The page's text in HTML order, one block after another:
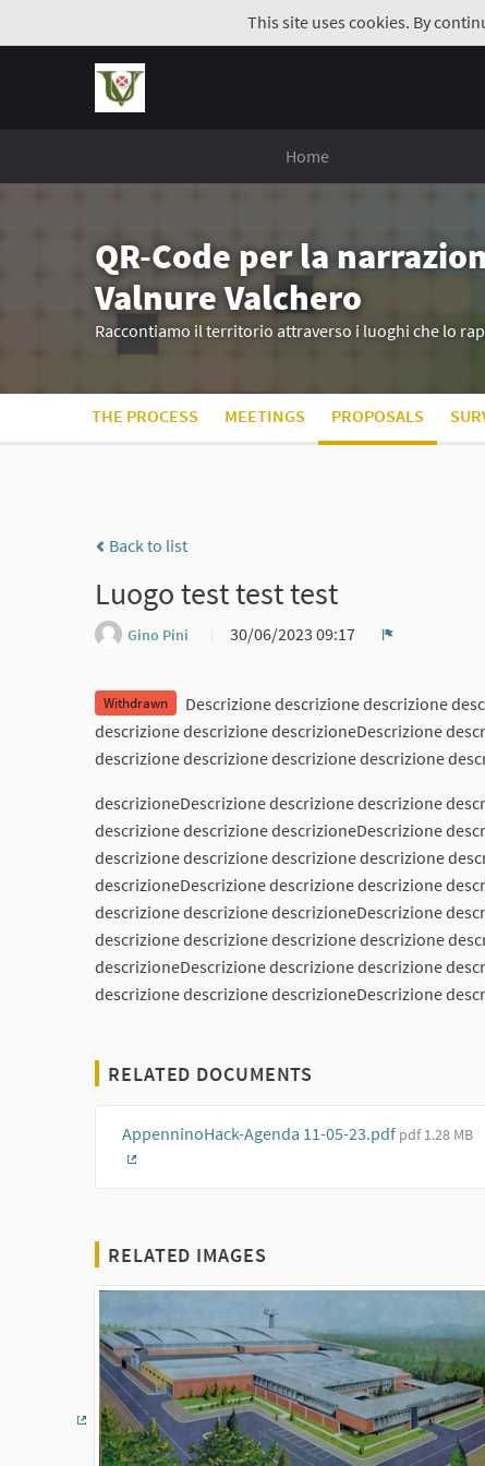
This site uses cookies. By
Home
QR-Code per la
Valnure Valchero
Raccontiamo il territorio attraverso i luoghi che lo
THE PROCESS MEETINGS PROPOSALS
Back to list
Luogo test test test
Gino Pini
30/06/2023 09:17
Withdrawn
Descrizione descrizione descrizione
descrizione descrizione descrizioneDescrizione
descrizione descrizione descrizione descrizione
descrizioneDescrizione descrizione descrizione
descrizione descrizione descrizioneDescrizione
descrizione descrizione descrizione descrizione
descrizioneDescrizione descrizione descrizione
descrizione descrizione descrizioneDescrizione
descrizione descrizione descrizione descrizione
descrizioneDescrizione descrizione descrizione
descrizione descrizione descrizioneDescrizione
RELATED DOCUMENTS
AppenninoHack-Agenda 11-05-23.pdf pdf 1.28 MB
RELATED IMAGES
(External link)